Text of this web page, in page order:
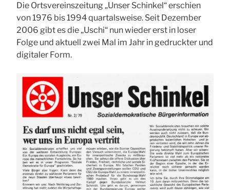
Die Ortsvereinszeitung „Unser Schinkel“ erschien
von 1976 bis 1994 quartalsweise. Seit Dezember
2006 gibt es die „Uschi“ nun wieder erst in loser
Folge und aktuell zwei Mal im Jahr in gedruckter und
digitaler Form.